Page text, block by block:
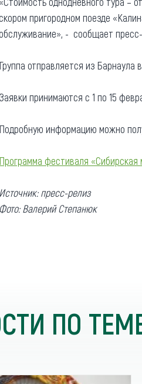
пригородном поезде
- сообщает
Группа отправляется из
Заявки принимаются с 1 по 15
Подробную информацию можно
Программа фестиваля «Сибирская
Источник: пресс-релиз
Фото: Валерий Степанюк
ПО